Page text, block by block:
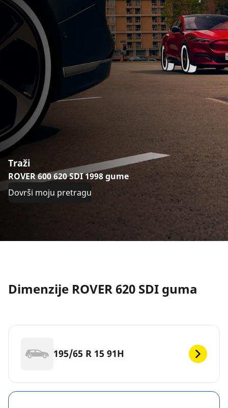
Traži
ROVER 600 620 SDI 1998 gume
Dovrši moju pretragu
Dimenzije ROVER 620 SDI guma
195/65 R 15 91H